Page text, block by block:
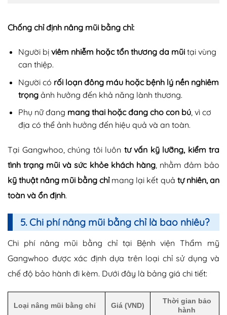
Chống chỉ định nâng mũi bằng chỉ:
Người bị viêm nhiễm hoặc tổn thương da mũitại vùng
can thiệp.
Người có rối loạn đông máu hoặc bệnh lý nền nghiêm
trọngảnh hưởng đến khả năng lành thương.
Phụ nữ đang mang thai hoặc đang cho con bú, vì cơ
địa có thể ảnh hưởng đến hiệu quả và an toàn.
Tại Gangwhoo, chúng tôi luôn tư vấn kỹ lưỡng, kiểm tra
tình trạng mũi và sức khỏe khách hàng, nhằm đảm bảo
kỹ thuật nâng mũi bằng chỉmang lại kết quả tự nhiên, an
toàn và ổn định.
5. Chi phí nâng mũi bằng chỉ là bao nhiêu?
Chi phí nâng mũi bằng chỉ tại Bệnh viện Thẩm mỹ
Gangwhoo được xác định dựa trên loại chỉ sử dụng và
chế độ bảo hành đi kèm. Dưới đây là bảng giá chi tiết:
Loại nâng mũi bằng chỉ Giá (VND)
Thời gian bảo
hành